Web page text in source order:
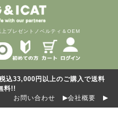
プレゼント ノベルティ＆OEM
込33,000円以上のご購入で送料
料!!
お問い合わせ
会社概要